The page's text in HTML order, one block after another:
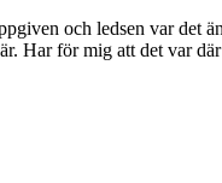
och ledsen var det
Har för mig att det var